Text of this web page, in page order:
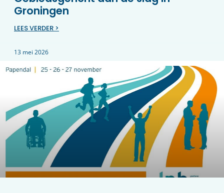
Groningen
LEES VERDER >
13 mei 2026